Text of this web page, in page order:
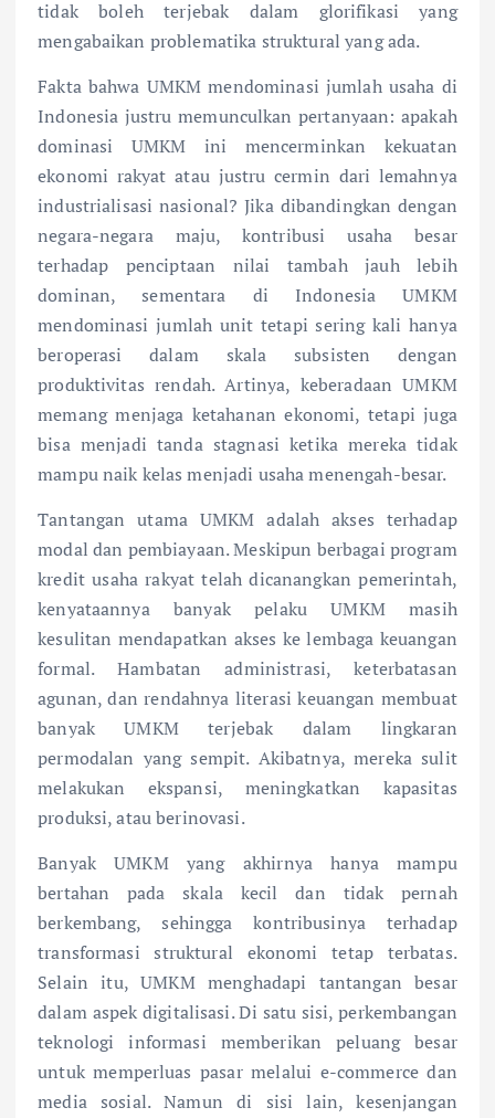
tidak boleh terjebak dalam glorifikasi yang
mengabaikan problematika struktural yang ada.
Fakta bahwa UMKM mendominasi jumlah usaha di
Indonesia justru memunculkan pertanyaan: apakah
dominasi UMKM ini mencerminkan kekuatan
ekonomi rakyat atau justru cermin dari lemahnya
industrialisasi nasional? Jika dibandingkan dengan
negara-negara maju, kontribusi usaha besar
terhadap penciptaan nilai tambah jauh lebih
dominan, sementara di Indonesia UMKM
mendominasi jumlah unit tetapi sering kali hanya
beroperasi dalam skala subsisten dengan
produktivitas rendah. Artinya, keberadaan UMKM
memang menjaga ketahanan ekonomi, tetapi juga
bisa menjadi tanda stagnasi ketika mereka tidak
mampu naik kelas menjadi usaha menengah-besar.
Tantangan utama UMKM adalah akses terhadap
modal dan pembiayaan. Meskipun berbagai program
kredit usaha rakyat telah dicanangkan pemerintah,
kenyataannya banyak pelaku UMKM masih
kesulitan mendapatkan akses ke lembaga keuangan
formal. Hambatan administrasi, keterbatasan
agunan, dan rendahnya literasi keuangan membuat
banyak UMKM terjebak dalam lingkaran
permodalan yang sempit. Akibatnya, mereka sulit
melakukan ekspansi, meningkatkan kapasitas
produksi, atau berinovasi.
Banyak UMKM yang akhirnya hanya mampu
bertahan pada skala kecil dan tidak pernah
berkembang, sehingga kontribusinya terhadap
transformasi struktural ekonomi tetap terbatas.
Selain itu, UMKM menghadapi tantangan besar
dalam aspek digitalisasi. Di satu sisi, perkembangan
teknologi informasi memberikan peluang besar
untuk memperluas pasar melalui e-commerce dan
media sosial. Namun di sisi lain, kesenjangan